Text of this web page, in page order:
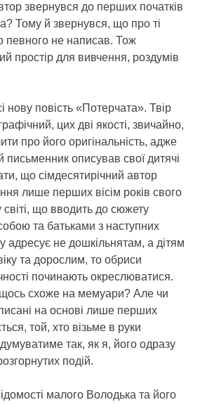
звернувся до перших початків
Тому й звернувся, що про ті
певного не написав. Тож
простір для вивчення, роздумів
нову повість «Потерчата». Твір
цих дві якості, звичайно,
про його оригінальність, адже
письменник описував свої дитячі
що сімдесятирічний автор
лише перших вісім років свого
що вводить до сюжету
та батьками з наступних
адресує не дошкільнятам, а дітям
та дорослим, то обриси
починають окреслюватися.
схоже на мемуари? Але чи
на основі лише перших
той, хто візьме в руки
так, як я, його одразу
подій.
малого Володька та його